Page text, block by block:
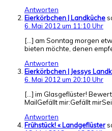
Antworten
Eierkörbchen | Landküche
6. Mai 2012 um 11:10 Uhr
[…] am Sonntag morgen
bieten möchte, denen
Antworten
Eierkörbchen | Jessys
6. Mai 2012 um 20:10 Uhr
[…] im Glasgeflüster!
MailGefällt mir:Gefällt
Antworten
Frühstück! « Landgeflüster